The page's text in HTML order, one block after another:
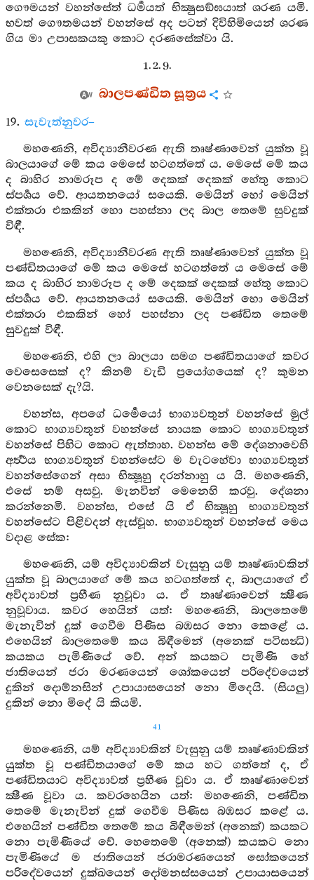
ගෞමයන් වහන්සේත් ධර්‍මයත් භික්‍ෂුසඞ්ඝයාත් ශරණ යමි.
භවත් ගෞතමයන් වහන්සේ අද පටන් දිවිහිමියෙන් ශරණ
ගිය මා උපාසකයකු කොට දරණසේක්වා යි.
1. 2. 9.
බාලපණ්ඩිත සූත්‍රය
19. සැවැත්නුවර–
මහණෙනි, අවිද්‍යානීවරණ ඇති තෘෂ්ණාවෙන් යුක්ත වූ
බාලයාගේ මේ කය මෙසේ හටගත්තේ ය. මෙසේ මේ කය
ද බාහිර නාමරූප ද මේ දෙකක් දෙකක් හේතු කොට
ස්පර්‍ශය වේ. ආයතනයෝ සයෙකි. මෙයින් හෝ මෙයින්
එක්තරා එකකින් හො පහස්නා ලද බාල තෙමේ සුවදුක්
විඳී.
මහණෙනි, අවිද්‍යානීවරණ ඇති තෘෂ්ණාවෙන් යුක්ත වූ
පණ්ඩිතයාගේ මේ කය මෙසේ හටගත්තේ ය මෙසේ මේ
කය ද බාහිර නාමරූප ද මේ දෙකක් දෙකක් හේතු කොට
ස්පර්‍ශය වේ. ආයතනයෝ සයෙකි. මෙයින් හො මෙයින්
එක්තරා එකකින් හෝ පහස්නා ලද පණ්ඩිත තෙමේ
සුවදුක් විඳී.
මහණෙනි, එහි ලා බාලයා සමග පණ්ඩිතයාගේ කවර
වෙසෙසෙක් ද? කිනම් වැඩි ප්‍රයෝගයෙක් ද? කුමන
වෙනසෙක් දැ?යි.
වහන්ස, අපගේ ධර්‍මෙයෝ භාග්‍යවතුන් වහන්සේ මුල්
කොට භාග්‍යවතුන් වහන්සේ නායක කොට භාග්‍යවතුන්
වහන්සේ පිහිට කොට ඇත්තාහ. වහන්ස මේ දේශනාවෙහි
අර්‍ත්‍ථය භාග්‍යවතුන් වහන්සේට ම වැටහේවා භාග්‍යවතුන්
වහන්සේගෙන් අසා භික්‍ෂූහු දරන්නාහු ය යි. මහණෙනි,
එසේ නම් අසවු. මැනවින් මෙනෙහි කරවු. දේශනා
කරන්නෙමි. වහන්ස, එසේ යි ඒ භික්‍ෂූහු භාග්‍යවතුන්
වහන්සේට පිළිවදන් ඇස්වූහ. භාග්‍යවතුන් වහන්සේ මෙය
වදාළ සේක:
මහණෙනි, යම් අවිද්‍යාවකින් වැසුනු යම් තෘෂ්ණාවකින්
යුක්ත වූ බාලයාගේ මේ කය හටගත්තේ ද, බාලයාගේ ඒ
අවිද්‍යාවත් ප්‍රහීණ නුවූවා ය. ඒ තෘෂ්ණාවෙන් ක්‍ෂීණ
නුවූවාය. කවර හෙයින් යත්: මහණෙනි, බාලතෙමේ
මැනැවින් දුක් ගෙවීම පිණිස බඹසර නො කෙළේ ය.
එහෙයින් බාලතෙමේ කය බිඳීමෙන් (අනෙක් පටිසන්‍ධි)
කයකය පැමිණියේ වේ. අන් කයකට පැමිණි හේ
ජාතියෙන් ජරා මරණයෙන් ශෝකයෙන් පරිදේවයෙන්
දුකින් දොම්නසින් උපායාසයෙන් නො මිදෙයි. (සියලු)
දුකින් නො මිදේ යි කියමි.
41
මහණෙනි, යම් අවිද්‍යාවකින් වැසුනු යම් තෘෂ්ණාවකින්
යුක්ත වූ පණ්ඩිතයාගේ මේ කය හට ගත්තේ ද, ඒ
පණ්ඩිතයාට අවිද්‍යාවත් ප්‍රහීණ වූවා ය. ඒ තෘෂ්ණාවෙන්
ක්‍ෂීණ වූවා ය. කවරහෙයින යත්: මහණෙනි, පණ්ඩිත
තෙමේ මැනැවින් දුක් ගෙවීම පිණිස බඹසර කළේ ය.
එහෙයින් පණ්ඩිත තෙමේ කය බිඳීමෙන් (අනෙක්) කයකට
නො පැමිණියේ වේ. හෙතෙමේ (අනෙක්) කයකට නො
පැමිණියේ ම ජාතියෙන් ජරාමරණයෙන් සෝකයෙන්
පරිදේවයෙන් දුක්ඛයෙන් දෝමනස්සයෙන් උපායාසයෙන්